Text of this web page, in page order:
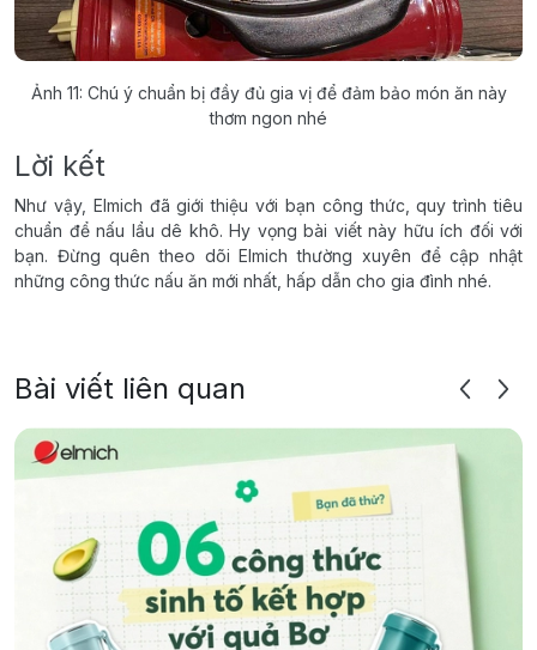
Ảnh 11: Chú ý chuẩn bị đầy đủ gia vị để đảm bảo món ăn này
thơm ngon nhé
Lời kết
Như vậy, Elmich đã giới thiệu với bạn công thức, quy trình tiêu
chuẩn để nấu lẩu dê khô. Hy vọng bài viết này hữu ích đối với
bạn. Đừng quên theo dõi Elmich thường xuyên để cập nhật
những công thức nấu ăn mới nhất, hấp dẫn cho gia đình nhé.
Bài viết liên quan